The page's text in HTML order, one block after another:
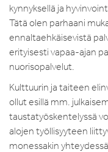
kynnyksellä ja
Tätä olen parhaani
ennaltaehkäisevistä
erityisesti vapaa-ajan
nuorisopalvelut.
Kulttuurin ja taiteen
ollut esillä mm.
taustatyöskentelyssä
alojen työllisyyteen
monessakin